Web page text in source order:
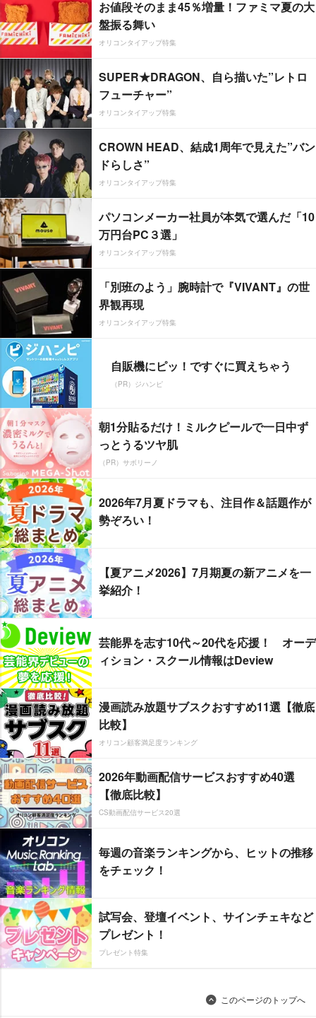
お値段そのまま45％増量！ファミマ夏の大
盤振る舞い
オリコンタイアップ特集
SUPER★DRAGON、自ら描いた”レトロ
フューチャー”
オリコンタイアップ特集
CROWN HEAD、結成1周年で見えた”バン
ドらしさ”
オリコンタイアップ特集
パソコンメーカー社員が本気で選んだ「10
万円台PC３選」
オリコンタイアップ特集
「別班のよう」腕時計で『VIVANT』の世
界観再現
オリコンタイアップ特集
自販機にピッ！ですぐに買えちゃう
（PR）ジハンピ
朝1分貼るだけ！ミルクピールで一日中ず
っとうるツヤ肌
（PR）サボリーノ
2026年7月夏ドラマも、注目作＆話題作が
勢ぞろい！
【夏アニメ2026】7月期夏の新アニメを一
挙紹介！
芸能界を志す10代～20代を応援！ オーデ
ィション・スクール情報はDeview
漫画読み放題サブスクおすすめ11選【徹底
比較】
オリコン顧客満足度ランキング
2026年動画配信サービスおすすめ40選
【徹底比較】
CS動画配信サービス20選
毎週の音楽ランキングから、ヒットの推移
をチェック！
試写会、登壇イベント、サインチェキなど
プレゼント！
プレゼント特集
このページのトップへ